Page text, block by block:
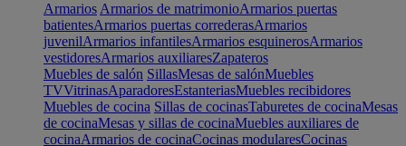
Armarios Armarios de matrimonioArmarios puertas
batientesArmarios puertas correderasArmarios
juvenilArmarios infantilesArmarios esquinerosArmarios
vestidoresArmarios auxiliaresZapateros
Muebles de salón SillasMesas de salónMuebles
TVVitrinasAparadoresEstanteriasMuebles recibidores
Muebles de cocina Sillas de cocinasTaburetes de cocinaMesas
de cocinaMesas y sillas de cocinaMuebles auxiliares de
cocinaArmarios de cocinaCocinas modularesCocinas